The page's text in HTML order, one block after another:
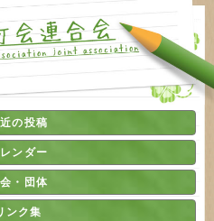
の投稿
ンダー
・団体
ンク集